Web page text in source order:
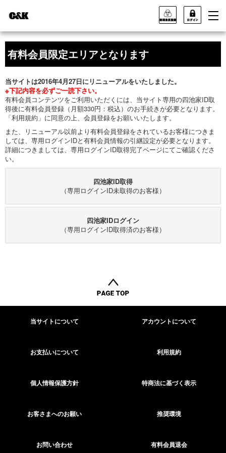
有料会員限定エリアとなります
当サイトは2016年4月27日にリニューアルをいたしました。
※下記内容を必ずご一読下さい。
有料会員コンテンツをご利用いただくには、当サイト専用の四池家ID取
得後に有料会員登録（月額330円：税込）のお手続きが必要となります。
「利用規約」に同意の上、会員登録をお願いいたします。
また、リニューアル以前より有料会員登録をされているお客様につきま
しては、専用ログインIDと有料会員情報の引継設定が必要となります。
詳細につきましては、専用ログインID取得完了ページにてご確認くださ
い。
四池家ID取得
（専用ログインID未取得のお客様）
四池家IDログイン
（専用ログインID取得済のお客様）
当サイトについて アカウントについて
お支払いについて 利用規約
個人情報保護方針 特商法に基づく表示
お客さまへのお願い 推奨環境
お問い合わせ 有料会員退会